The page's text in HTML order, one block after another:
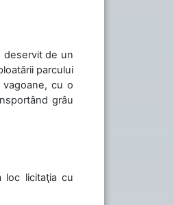
deservit de un
parcului
cu o
grâu
loc licitaţia cu